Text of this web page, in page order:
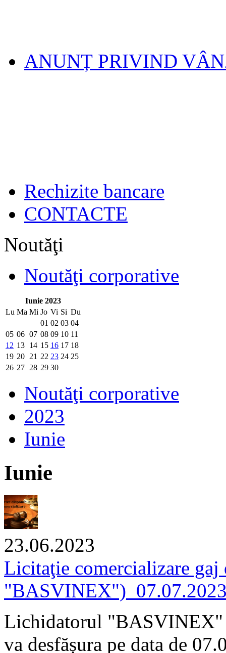
ANUNȚ PRIVIND
Rechizite bancare
CONTACTE
Noutăţi
Noutăţi corporative
Iunie 2023
Lu Ma Mi Jo Vi Si Du
01 02 03 04
05 06 07 08 09 10 11
12 13 14 15 16 17 18
19 20 21 22 23 24 25
26 27 28 29 30
Noutăţi corporative
2023
Iunie
Iunie
23.06.2023
Licitaţie comercializare
Lichidatorul "BASVINEX"
va desfășura pe data de